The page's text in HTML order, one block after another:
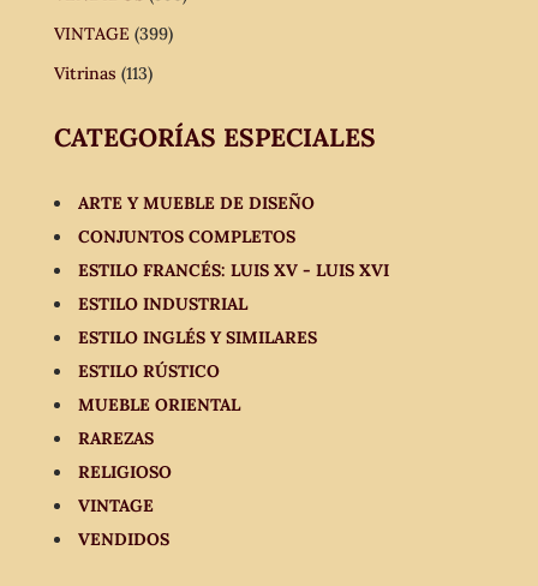
VINTAGE (399)
Vitrinas (113)
CATEGORÍAS ESPECIALES
ARTE Y MUEBLE DE DISEÑO
CONJUNTOS COMPLETOS
ESTILO FRANCÉS: LUIS XV - LUIS XVI
ESTILO INDUSTRIAL
ESTILO INGLÉS Y SIMILARES
ESTILO RÚSTICO
MUEBLE ORIENTAL
RAREZAS
RELIGIOSO
VINTAGE
VENDIDOS